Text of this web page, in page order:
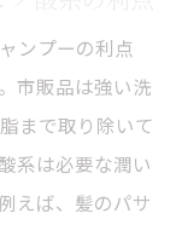
ンプーの利点
市販品は強い洗
まで取り除いて
系は必要な潤い
えば、髪のパサ